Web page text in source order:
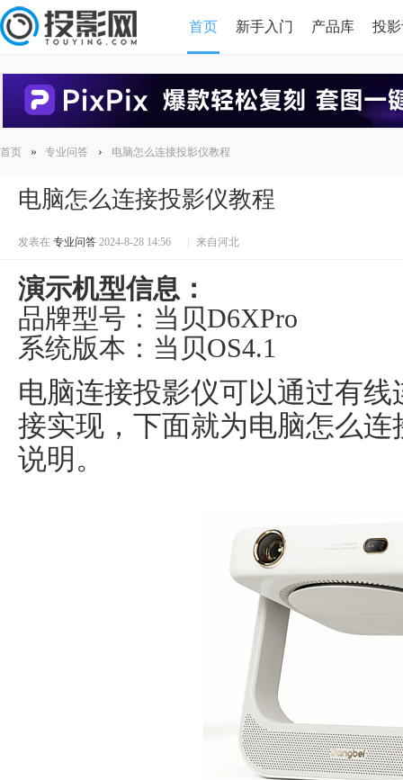
首页 新手入门 产品库 投
首页 » 专业问答 › 电脑怎么连接投影仪教程
电脑怎么连接投影仪教程
发表在 专业问答 2024-8-28 14:56 来自河北
演示机型信息：
品牌型号：当贝D6XPro
系统版本：当贝OS4.1
电脑连接投影仪可以通过有
接实现，下面就为电脑怎么
说明。